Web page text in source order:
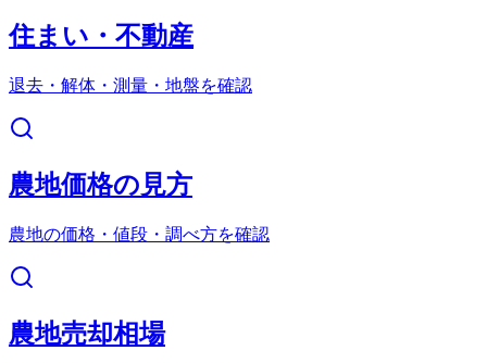
住まい・不動産
退去・解体・測量・地盤を確認
農地価格の見方
農地の価格・値段・調べ方を確認
農地売却相場